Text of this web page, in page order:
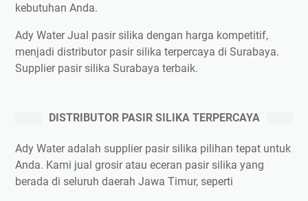
kebutuhan Anda.
Ady Water Jual pasir silika dengan harga kompetitif,
menjadi distributor pasir silika terpercaya di Surabaya.
Supplier pasir silika Surabaya terbaik.
DISTRIBUTOR PASIR SILIKA TERPERCAYA
Ady Water adalah supplier pasir silika pilihan tepat untuk
Anda. Kami jual grosir atau eceran pasir silika yang
berada di seluruh daerah Jawa Timur, seperti